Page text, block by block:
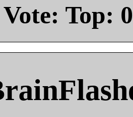
Vote: Top: 0